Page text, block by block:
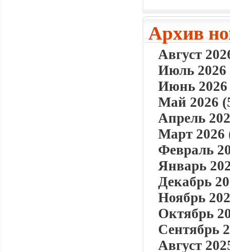
Архив
Август
Июль 2026
Июнь 2026
Май 2026
Апрель
Март 2026
Февраль
Январь
Декабрь
Ноябрь
Октябрь
Сентябрь
Август